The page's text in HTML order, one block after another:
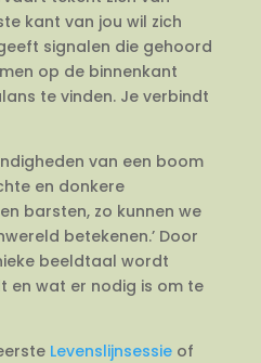
kant van jou wil zich
signalen die gehoord
op de binnenkant
te vinden. Je verbindt
van een boom
en donkere
barsten, zo kunnen we
betekenen.’ Door
beeldtaal wordt
en wat er nodig is om te
Levenslijnsessieof